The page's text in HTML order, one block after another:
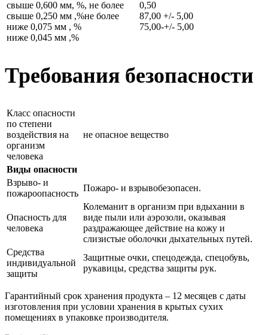
свыше 0,600 мм, %, не более
свыше 0,250 мм ,%не более
ниже 0,075 мм , %
ниже 0,045 мм ,%
0,50
87,00 +/- 5,00
75,00-+/- 5,00
Требования безопасности
Класс опасности
по степени
воздействия на
организм
человека
не опасное вещество
Виды опасности
Взрыво- и
пожароопасность
Пожаро- и взрывобезопасен.
Опасность для
человека
Колеманит в организм при вдыхании в
виде пыли или аэрозоли, оказывая
раздражающее действие на кожу и
слизистые оболочки дыхательных путей.
Средства
индивидуальной
защиты
Защитные очки, спецодежда, спецобувь,
рукавицы, средства защиты рук.
Гарантийный срок хранения продукта – 12 месяцев с даты
изготовления при условии хранения в крытых сухих
помещениях в упаковке производителя.